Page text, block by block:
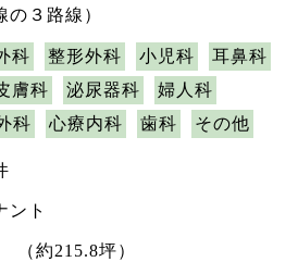
の３路線）
科 整形外科 小児科
耳鼻科
膚科 泌尿器科
婦人科
科
心療内科 歯科 その他
ント
（約215.8坪）